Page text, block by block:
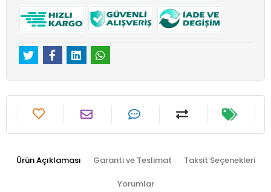
Ürün Açıklaması Garanti ve Teslimat Taksit Seçenekleri
Yorumlar